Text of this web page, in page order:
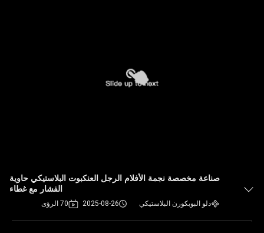
صناعة مخصصة نجمة الأفلام الرجل العنكبوت البلاستيكي حاوية
الفشار مع غطاء
دلو البوبكورن البلاستيكي 2025-08-26 70 الرؤى